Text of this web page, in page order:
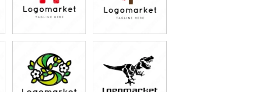
79,800円
(税込87,780円)
79,800円
(税込87,780円)